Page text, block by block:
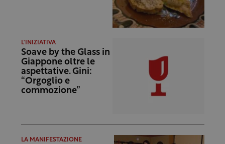
L'INIZIATIVA
Soave by the Glass in
Giappone oltre le
aspettative. Gini:
“Orgoglio e
commozione”
LA MANIFESTAZIONE